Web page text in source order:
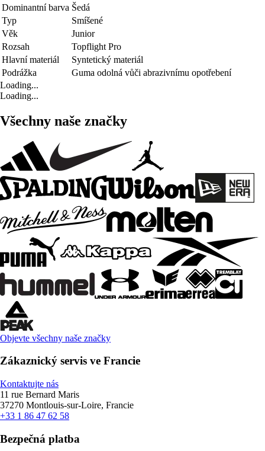
Dominantní barva Šedá
Typ
Smíšené
Věk
Junior
Rozsah
Topflight Pro
Hlavní materiál
Syntetický materiál
Podrážka
Guma odolná vůči abrazivnímu opotřebení
Loading...
Loading...
Všechny naše značky
Objevte všechny naše značky
Zákaznický servis ve Francie
Kontaktujte nás
11 rue Bernard Maris
37270 Montlouis-sur-Loire, Francie
+33 1 86 47 62 58
Bezpečná platba